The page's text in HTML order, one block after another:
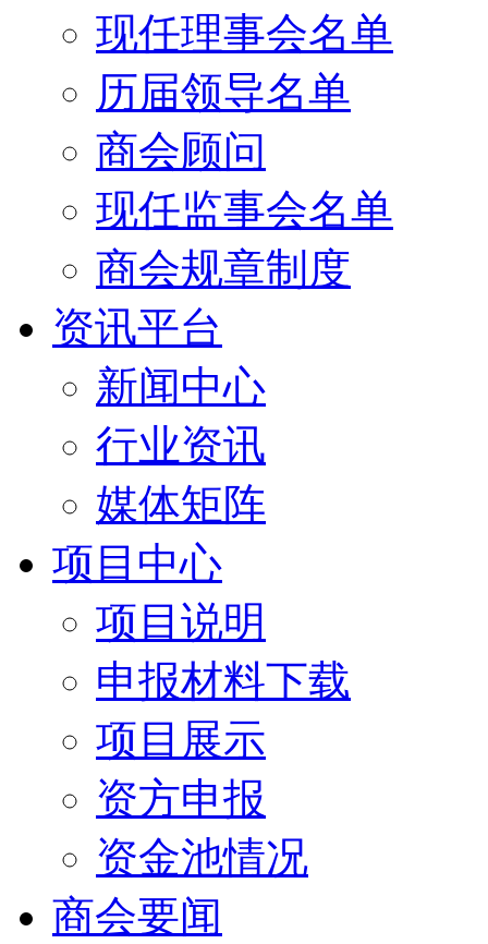
现任理事会名单
历届领导名单
商会顾问
现任监事会名单
商会规章制度
资讯平台
新闻中心
行业资讯
媒体矩阵
项目中心
项目说明
申报材料下载
项目展示
资方申报
资金池情况
商会要闻